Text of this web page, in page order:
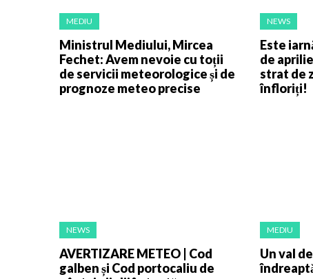
MEDIU
Ministrul Mediului, Mircea
Fechet: Avem nevoie cu toții
de servicii meteorologice și de
prognoze meteo precise
NEWS
Este
de
strat de
înfloriți!
NEWS
AVERTIZARE METEO | Cod
galben și Cod portocaliu de
MEDIU
Un val